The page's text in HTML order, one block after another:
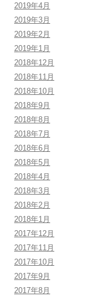
2019年4月
2019年3月
2019年2月
2019年1月
2018年12月
2018年11月
2018年10月
2018年9月
2018年8月
2018年7月
2018年6月
2018年5月
2018年4月
2018年3月
2018年2月
2018年1月
2017年12月
2017年11月
2017年10月
2017年9月
2017年8月